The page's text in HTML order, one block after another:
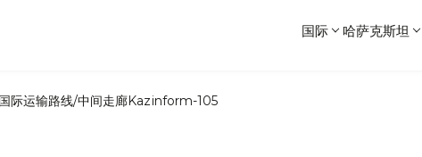
国际 哈萨克斯坦
际运输路线/中间走廊Kazinform-105